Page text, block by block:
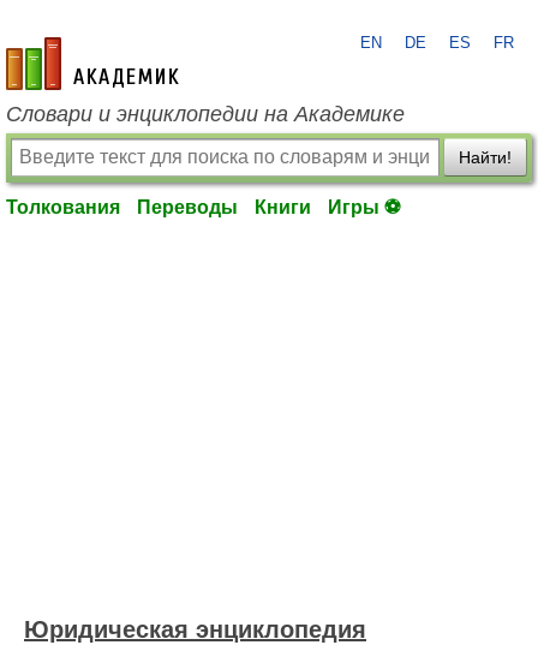
academic.ru
EN DE ES FR
Словари и энциклопедии на Академике
Найти!
Толкования Переводы Книги Игры ⚽
Юридическая энциклопедия